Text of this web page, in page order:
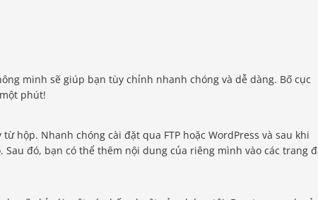
minh sẽ giúp bạn tùy chỉnh nhanh chóng và dễ dàng. Bố cục
phút!
hộp. Nhanh chóng cài đặt qua FTP hoặc WordPress và sau khi
đó, bạn có thể thêm nội dung của riêng mình vào các trang